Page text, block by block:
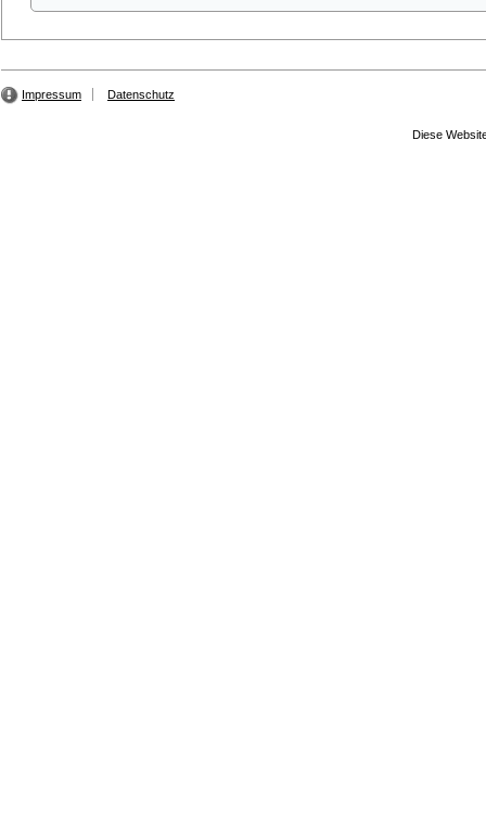
Impressum Datenschutz
Diese